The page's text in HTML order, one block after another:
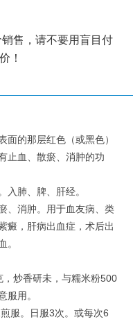
售，请不要用盲目付
！
的那层红色（或黑色）
止血、散瘀、消肿的功
肺、脾、肝经。
消肿。用于血友病、类
癜，肝病出血症，术后出
。
炒香研未，与糯米粉500
服用。
服。日服3次。或每次6